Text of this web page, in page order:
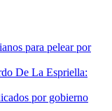
para pelear por
De La Espriella:
por gobierno